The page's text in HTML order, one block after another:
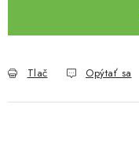
Tlač Opýtať sa